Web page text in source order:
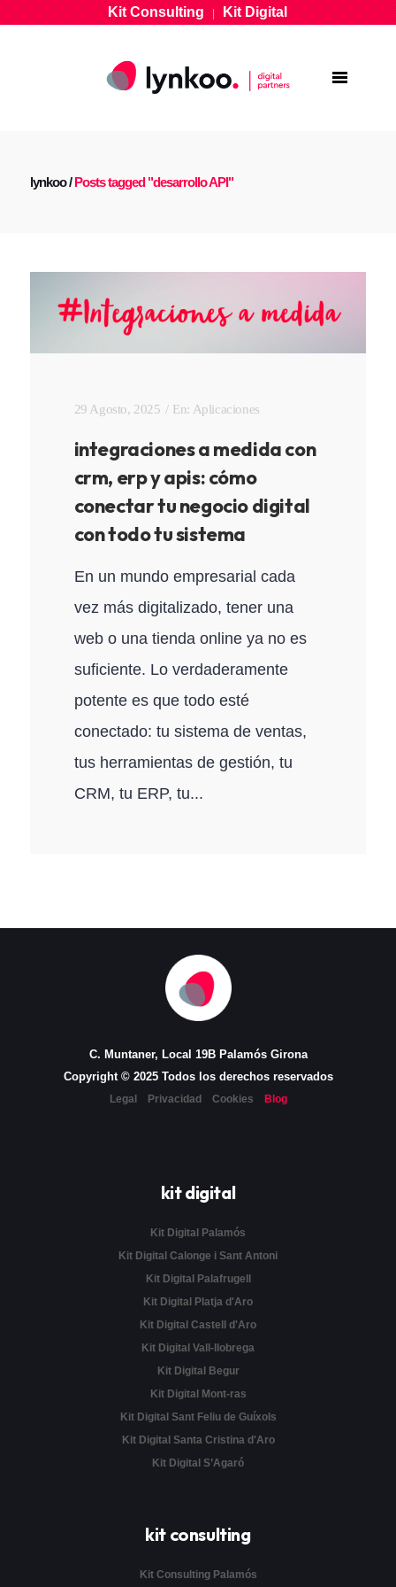
Kit Consulting|Kit Digital
lynkoo/Posts tagged "desarrollo API"
29 Agosto, 2025 En: Aplicaciones
integraciones a medida con
crm, erp y apis: cómo
conectar tu negocio digital
con todo tu sistema
En un mundo empresarial cada
vez más digitalizado, tener una
web o una tienda online ya no es
suficiente. Lo verdaderamente
potente es que todo esté
conectado: tu sistema de ventas,
tus herramientas de gestión, tu
CRM, tu ERP, tu...
C. Muntaner, Local 19B Palamós Girona
Copyright © 2025 Todos los derechos reservados
Legal Privacidad Cookies Blog
kit digital
Kit Digital Palamós
Kit Digital Calonge i Sant Antoni
Kit Digital Palafrugell
Kit Digital Platja d'Aro
Kit Digital Castell d'Aro
Kit Digital Vall-llobrega
Kit Digital Begur
Kit Digital Mont-ras
Kit Digital Sant Feliu de Guíxols
Kit Digital Santa Cristina d'Aro
Kit Digital S’Agaró
kit consulting
Kit Consulting Palamós